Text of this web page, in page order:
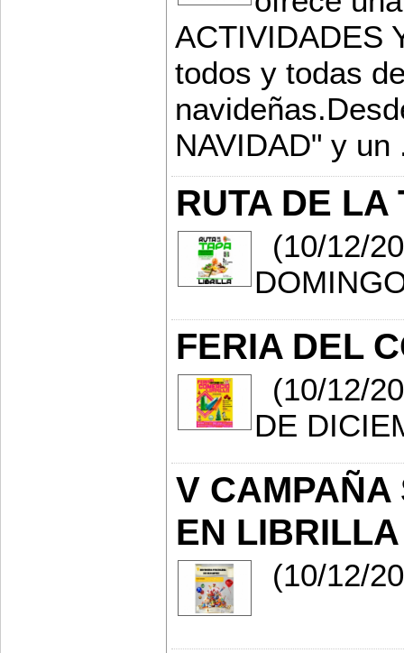
ACTIVIDADES
todos y todas
NAVIDAD" y un
RUTA DE
(10/12/
FERIA DEL
(10/12/
DE
V
EN LIBRILLA
(10/12/